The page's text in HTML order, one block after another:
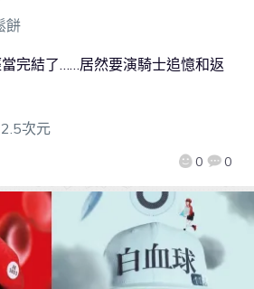
餅
0 0
完結了……居然要演騎士追憶和返
2.5次元